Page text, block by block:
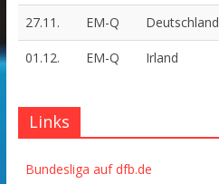
27.11. EM-Q Deutschland
01.12. EM-Q Irland
Links
Bundesliga auf dfb.de